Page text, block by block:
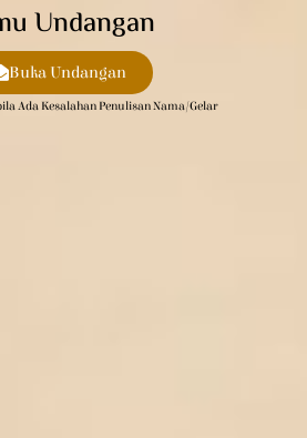
Undangan
Buka Undangan
Ada Kesalahan Penulisan Nama/gelar